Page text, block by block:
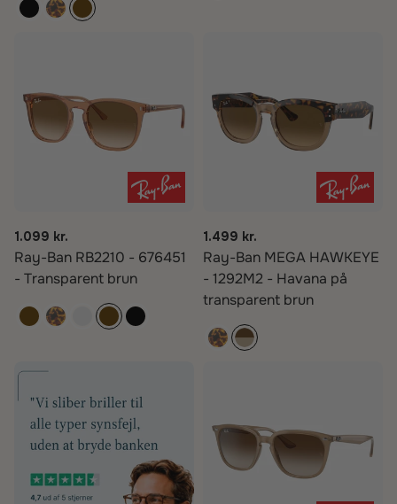
1.099 kr.
Ray-Ban RB2210 - 676451
- Transparent brun
1.499 kr.
Ray-Ban MEGA HAWKEYE
- 1292M2 - Havana på
transparent brun